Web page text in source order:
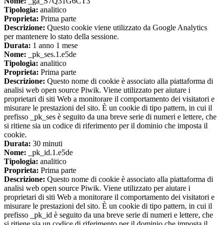
Tipologia: analitico
Proprieta: Prima parte
Descrizione: Questo cookie viene utilizzato da Google Analytics
per mantenere lo stato della sessione.
Durata: 1 anno 1 mese
Nome: _pk_ses.1.e5de
Tipologia: analitico
Proprieta: Prima parte
Descrizione: Questo nome di cookie è associato alla piattaforma di
analisi web open source Piwik. Viene utilizzato per aiutare i
proprietari di siti Web a monitorare il comportamento dei visitatori e
misurare le prestazioni del sito. È un cookie di tipo pattern, in cui il
prefisso _pk_ses è seguito da una breve serie di numeri e lettere, che
si ritiene sia un codice di riferimento per il dominio che imposta il
cookie.
Durata: 30 minuti
Nome: _pk_id.1.e5de
Tipologia: analitico
Proprieta: Prima parte
Descrizione: Questo nome di cookie è associato alla piattaforma di
analisi web open source Piwik. Viene utilizzato per aiutare i
proprietari di siti Web a monitorare il comportamento dei visitatori e
misurare le prestazioni del sito. È un cookie di tipo pattern, in cui il
prefisso _pk_id è seguito da una breve serie di numeri e lettere, che